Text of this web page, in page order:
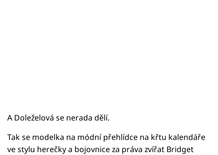
A Doleželová se nerada dělí.
Tak se modelka na módní přehlídce na křtu kalendáře
ve stylu herečky a bojovnice za práva zvířat Bridget